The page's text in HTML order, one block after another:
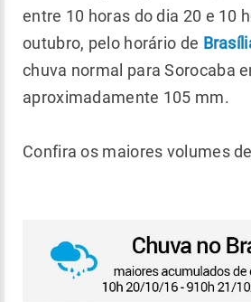
entre 10 horas do dia 20 e 10
outubro, pelo horário de
chuva normal para Sorocaba
aproximadamente 105 mm.
Confira os maiores volumes